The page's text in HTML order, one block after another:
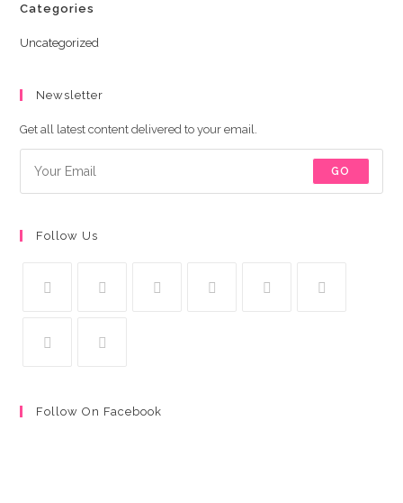
Categories
Uncategorized
Newsletter
Get all latest content delivered to your email.
GO
Follow Us
Follow On Facebook